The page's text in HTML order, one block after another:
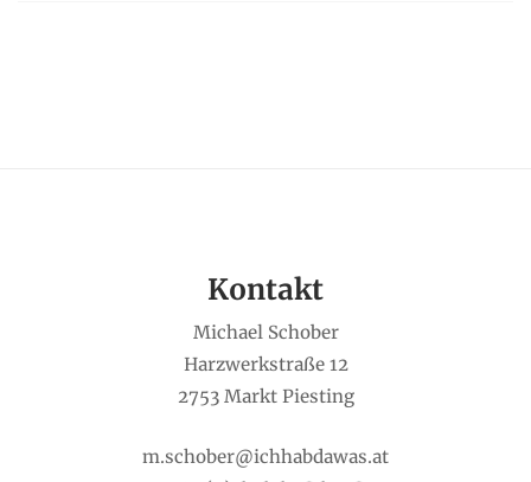
Kontakt
Michael Schober
Harzwerkstraße 12
2753 Markt Piesting
m.schober@ichhabdawas.at